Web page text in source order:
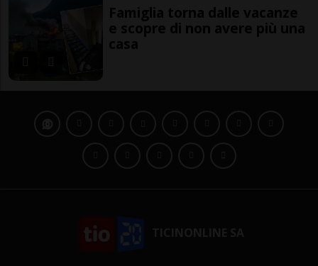
Famiglia torna dalle vacanze
e scopre di non avere più una
casa